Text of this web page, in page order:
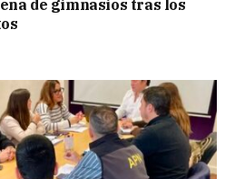
de gimnasios tras los